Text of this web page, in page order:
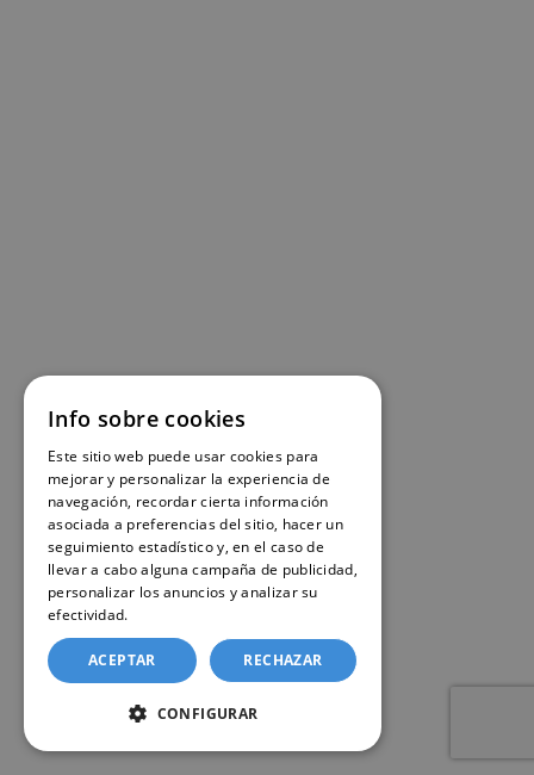
Info sobre cookies
Este sitio web puede usar cookies para
mejorar y personalizar la experiencia de
navegación, recordar cierta información
asociada a preferencias del sitio, hacer un
seguimiento estadístico y, en el caso de
llevar a cabo alguna campaña de publicidad,
personalizar los anuncios y analizar su
efectividad.
ACEPTAR RECHAZAR
CONFIGURAR